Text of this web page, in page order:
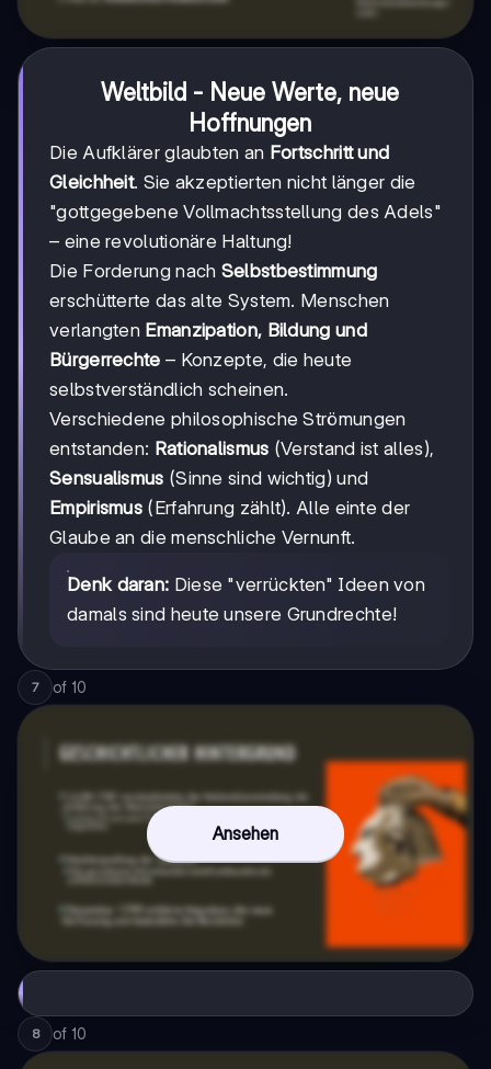
Weltbild - Neue Werte, neue
Hoffnungen
Die Aufklärer glaubten an Fortschritt und
Gleichheit. Sie akzeptierten nicht länger die
"gottgegebene Vollmachtsstellung des Adels"
– eine revolutionäre Haltung!
Die Forderung nach Selbstbestimmung
erschütterte das alte System. Menschen
verlangten Emanzipation, Bildung und
Bürgerrechte – Konzepte, die heute
selbstverständlich scheinen.
Verschiedene philosophische Strömungen
entstanden: Rationalismus (Verstand ist alles),
Sensualismus (Sinne sind wichtig) und
Empirismus (Erfahrung zählt). Alle einte der
Glaube an die menschliche Vernunft.
Denk daran: Diese "verrückten" Ideen von
damals sind heute unsere Grundrechte!
7 of 10
Ansehen
8 of 10